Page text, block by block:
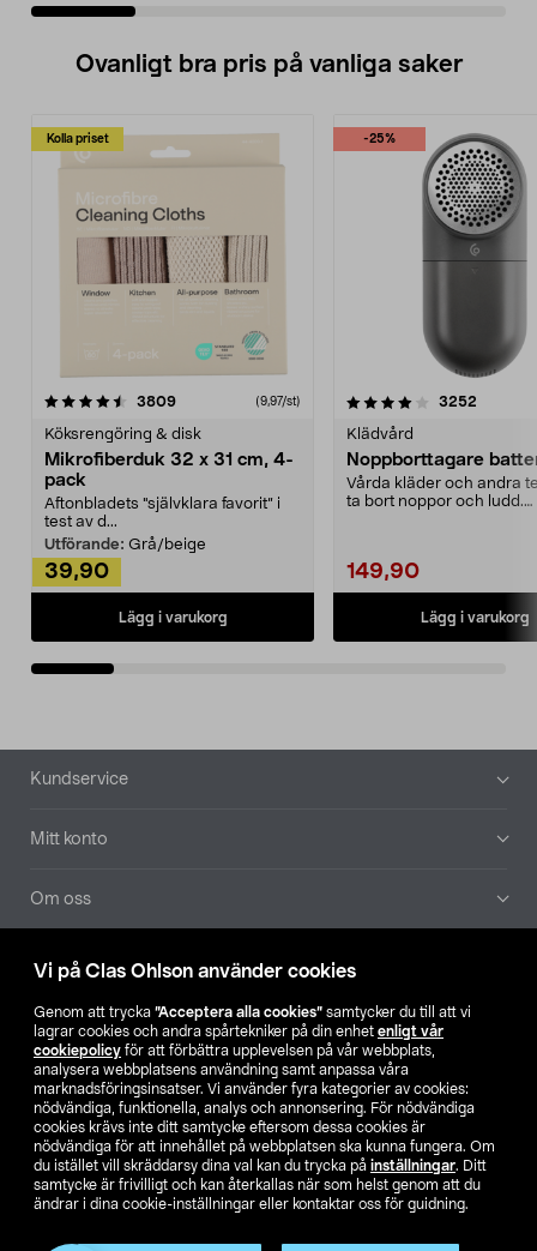
Vi på Clas Ohlson använder cookies
Genom att trycka ”Acceptera alla cookies” samtycker du till att vi
lagrar cookies och andra spårtekniker på din enhet enligt vår
cookiepolicy för att förbättra upplevelsen på vår webbplats,
analysera webbplatsens användning samt anpassa våra
marknadsföringsinsatser. Vi använder fyra kategorier av cookies:
nödvändiga, funktionella, analys och annonsering. För nödvändiga
cookies krävs inte ditt samtycke eftersom dessa cookies är
nödvändiga för att innehållet på webbplatsen ska kunna fungera. Om
du istället vill skräddarsy dina val kan du trycka på inställningar. Ditt
samtycke är frivilligt och kan återkallas när som helst genom att du
ändrar i dina cookie-inställningar eller kontaktar oss för guidning.
Ovanligt bra pris på vanliga saker
Kolla priset
3809recensioner (9,97/st)
Köksrengöring & disk
Mikrofiberduk 32 x 31 cm, 4-
pack
Aftonbladets "självklara favorit” i
test av d...
Utförande: Grå/beige
39,90
Lägg i varukorg
-25%
4.0av 5 stjärnor 3252
Klädvård
Noppborttagare
Vårda kläder och andra
ta bort noppor och ludd.
149,90
Lägg i varukorg
4.5av 5 stjärnor
Sidfot
Kundservice
Mitt konto
Om oss
Aktuellt
Våra bolag
Hitta butik
SE NO FI